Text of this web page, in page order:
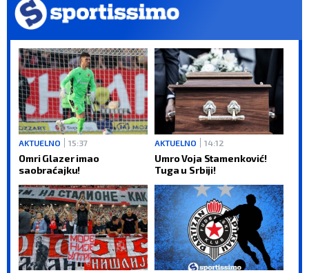
AKTUELNO 15:37
Omri Glazer imao
saobraćajku!
AKTUELNO 14:12
Umro Voja Stamenković!
Tuga u Srbiji!